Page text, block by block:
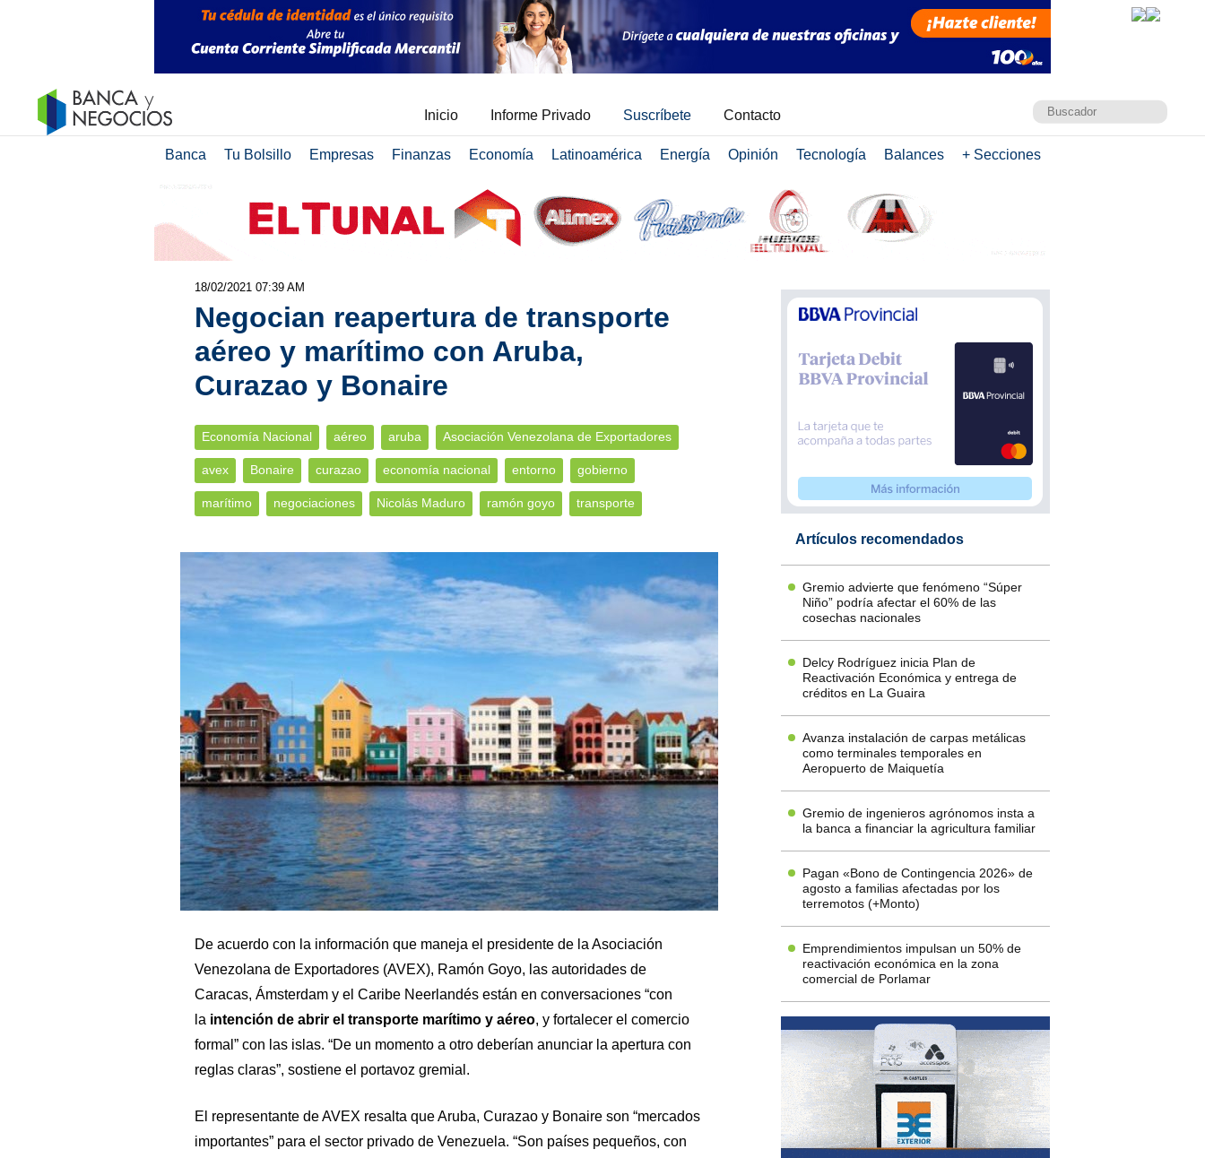
Inicio Informe Privado Suscríbete Contacto
Banca Tu Bolsillo Empresas Finanzas Economía Latinoamérica Energía Opinión Tecnología Balances + Secciones
18/02/2021 07:39 AM
Negocian reapertura de transporte
aéreo y marítimo con Aruba,
Curazao y Bonaire
Economía Nacional aéreo aruba Asociación Venezolana de Exportadores
avex Bonaire curazao economía nacional entorno gobierno
marítimo negociaciones Nicolás Maduro ramón goyo transporte
De acuerdo con la información que maneja el presidente de la Asociación
Venezolana de Exportadores (AVEX), Ramón Goyo, las autoridades de
Caracas, Ámsterdam y el Caribe Neerlandés están en conversaciones “con
la intención de abrir el transporte marítimo y aéreo, y fortalecer el comercio
formal” con las islas. “De un momento a otro deberían anunciar la apertura con
reglas claras”, sostiene el portavoz gremial.
El representante de AVEX resalta que Aruba, Curazao y Bonaire son “mercados
importantes” para el sector privado de Venezuela. “Son países pequeños, con
Artículos recomendados
Gremio advierte que fenómeno “Súper
Niño” podría afectar el 60% de las
cosechas nacionales
Delcy Rodríguez inicia Plan de
Reactivación Económica y entrega de
créditos en La Guaira
Avanza instalación de carpas metálicas
como terminales temporales en
Aeropuerto de Maiquetía
Gremio de ingenieros agrónomos insta a
la banca a financiar la agricultura familiar
Pagan «Bono de Contingencia 2026» de
agosto a familias afectadas por los
terremotos (+Monto)
Emprendimientos impulsan un 50% de
reactivación económica en la zona
comercial de Porlamar